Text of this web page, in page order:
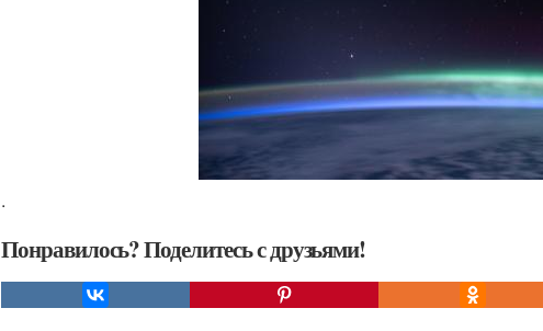
.
Понравилось? Поделитесь с друзьями!